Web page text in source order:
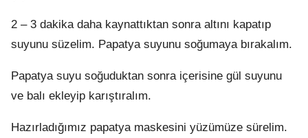
2 – 3 dakika daha kaynattıktan sonra altını kapatıp
suyunu süzelim. Papatya suyunu soğumaya bırakalım.
Papatya suyu soğuduktan sonra içerisine gül suyunu
ve balı ekleyip karıştıralım.
Hazırladığımız papatya maskesini yüzümüze sürelim.